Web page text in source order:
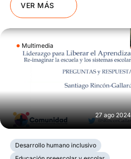
VER MÁS
Multimedia
27 ago 2024
Desarrollo humano inclusivo